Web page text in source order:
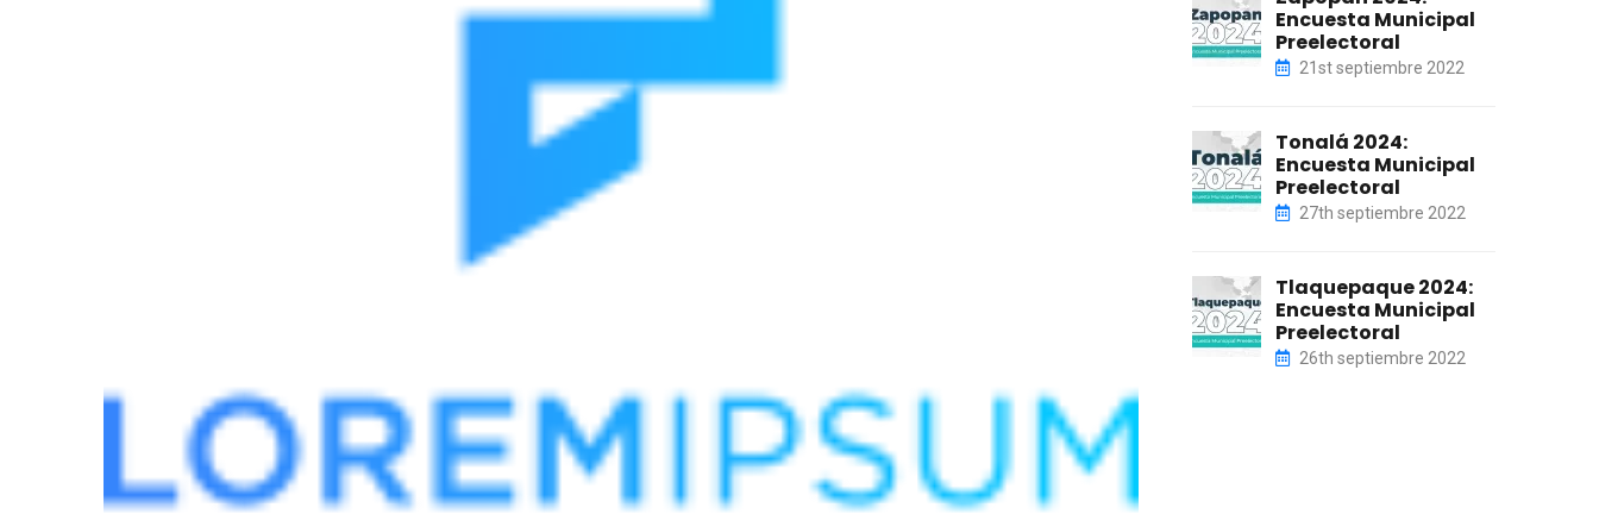
Encuesta Municipal
Preelectoral
21st septiembre 2022
Tonalá 2024:
Encuesta Municipal
Preelectoral
27th septiembre 2022
Tlaquepaque 2024:
Encuesta Municipal
Preelectoral
26th septiembre 2022